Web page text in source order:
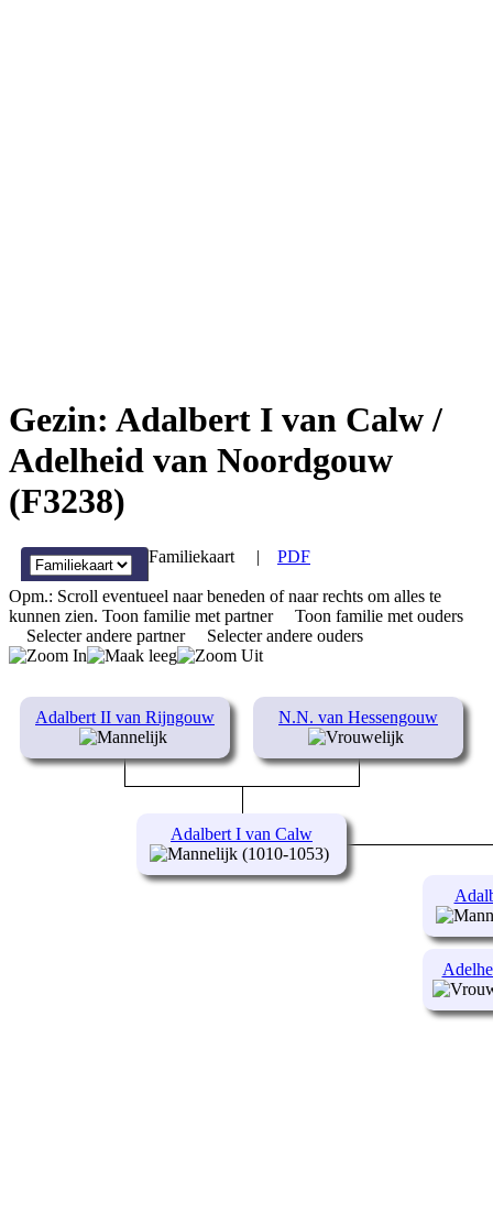
Gezin: Adalbert I van Calw /
Adelheid van Noordgouw
(F3238)
Familiekaart | PDF
Opm.: Scroll eventueel naar beneden of naar rechts om alles te
kunnen zien. Toon familie met partner
Toon familie met ouders
Selecter andere partner
Selecter andere ouders
Adalbert II van Rijngouw N.N. van Hessengouw
Adalbert I van Calw
(1010-1053)